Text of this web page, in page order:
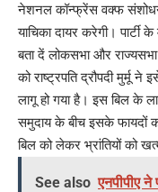
नेशनल कॉन्फ्रेंस वक्फ
याचिका दायर करेगी। पार्टी
बता दें लोकसभा और
को राष्ट्रपति द्रौपदी मुर्मू
लागू हो गया है। इस बिल के
समुदाय के बीच इसके फायदों
बिल को लेकर भ्रांतियों को
See also एनपीपीए